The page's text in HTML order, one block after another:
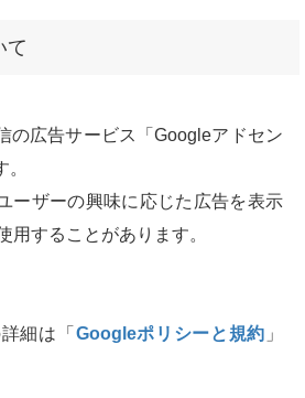
て
の広告サービス「Googleアドセン
ーザーの興味に応じた広告を表示
用することがあります。
細は「 Googleポリシーと規約 」